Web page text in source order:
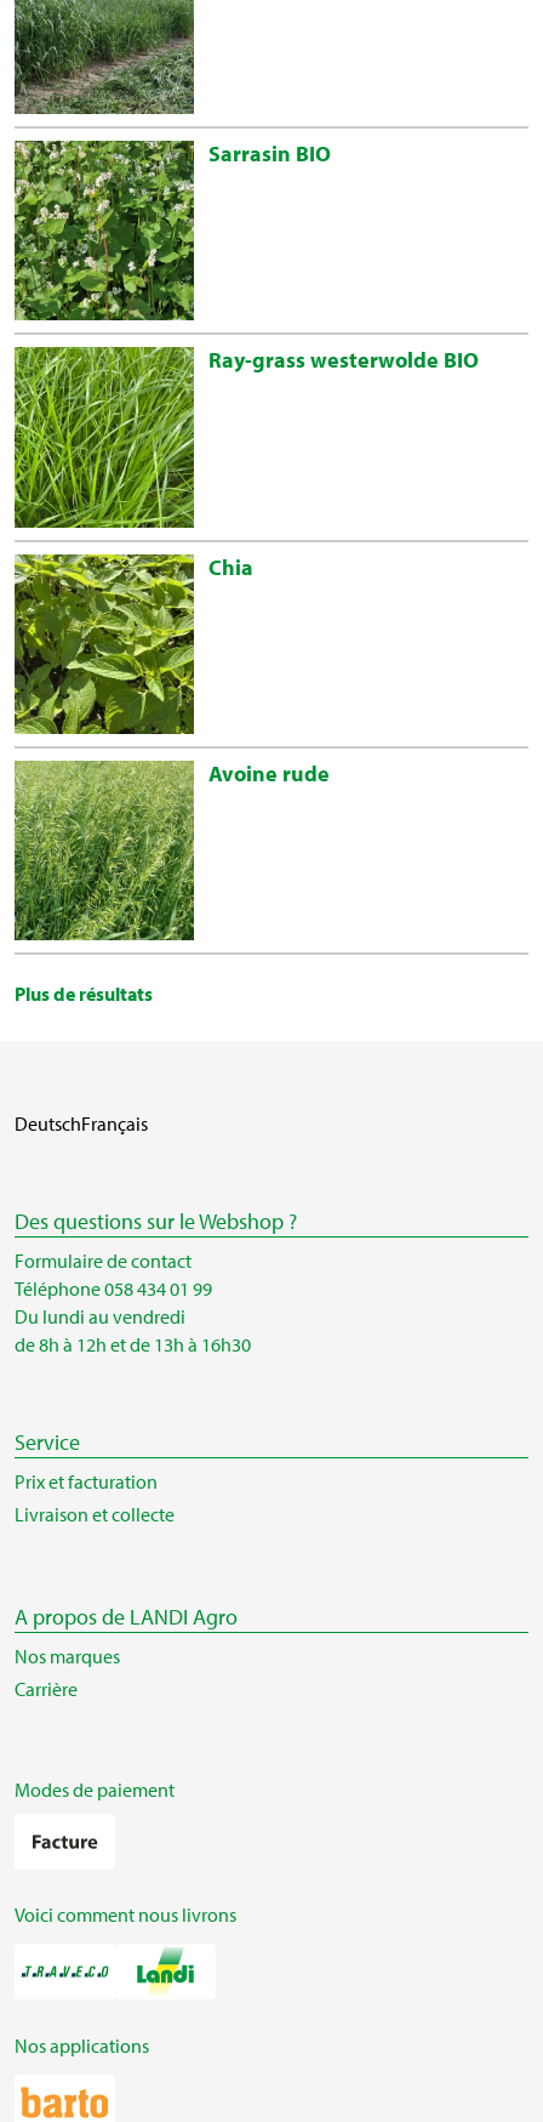
Sarrasin BIO
Ray-grass westerwolde BIO
Chia
Avoine rude
Plus de résultats
DeutschFrançais
Des questions sur le Webshop ?
Formulaire de contact
Téléphone 058 434 01 99
Du lundi au vendredi
de 8h à 12h et de 13h à 16h30
Service
Prix et facturation
Livraison et collecte
A propos de LANDI Agro
Nos marques
Carrière
Modes de paiement
Voici comment nous livrons
Nos applications